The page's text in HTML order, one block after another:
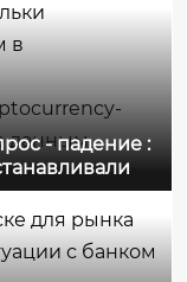
резервная
в
данным
года на
загрузок...
- падение :
для рынка
с банком